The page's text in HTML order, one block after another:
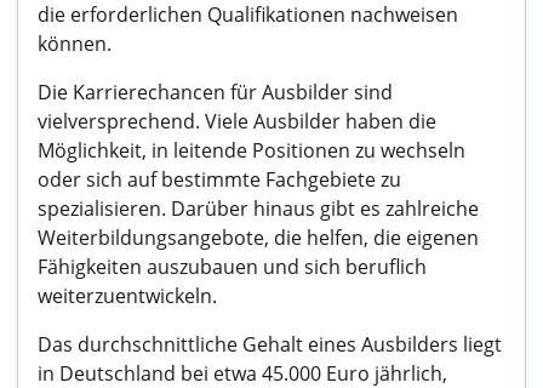
die erforderlichen Qualifikationen nachweisen
können.
Die Karrierechancen für Ausbilder sind
vielversprechend. Viele Ausbilder haben die
Möglichkeit, in leitende Positionen zu wechseln
oder sich auf bestimmte Fachgebiete zu
spezialisieren. Darüber hinaus gibt es zahlreiche
Weiterbildungsangebote, die helfen, die eigenen
Fähigkeiten auszubauen und sich beruflich
weiterzuentwickeln.
Das durchschnittliche Gehalt eines Ausbilders liegt
in Deutschland bei etwa 45.000 Euro jährlich,